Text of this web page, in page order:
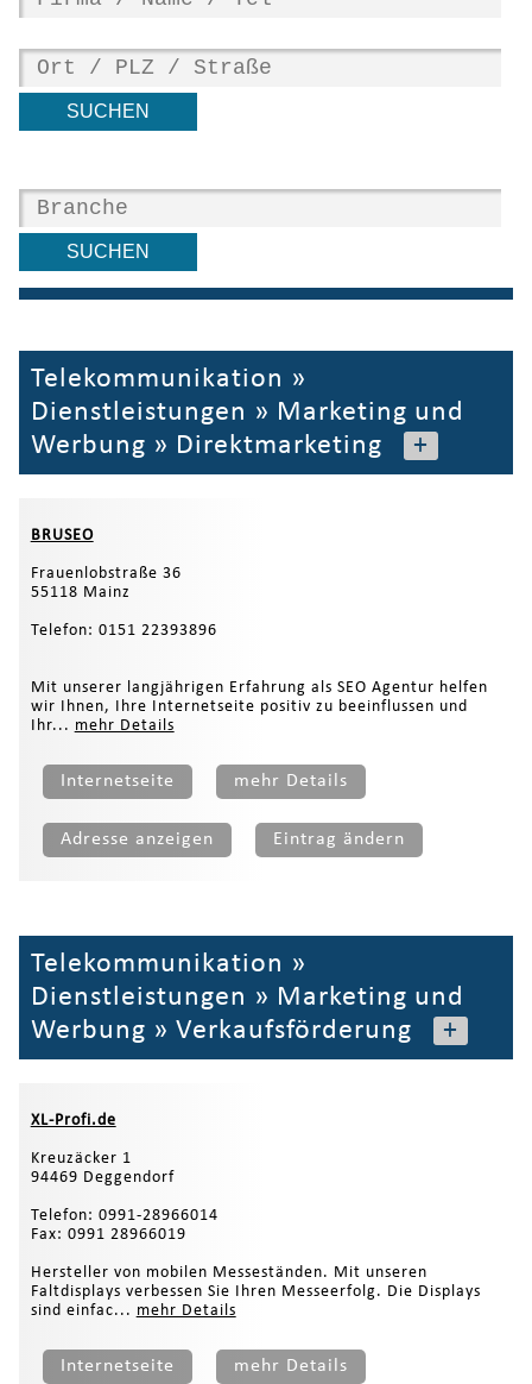
Telekommunikation »
Dienstleistungen » Marketing und
Werbung » Direktmarketing +
BRUSEO
Frauenlobstraße 36
55118 Mainz
Telefon: 0151 22393896
Mit unserer langjährigen Erfahrung als SEO Agentur helfen
wir Ihnen, Ihre Internetseite positiv zu beeinflussen und
Ihr... mehr Details
Internetseite mehr Details
Adresse anzeigen Eintrag ändern
Telekommunikation »
Dienstleistungen » Marketing und
Werbung » Verkaufsförderung +
XL-Profi.de
Kreuzäcker 1
94469 Deggendorf
Telefon: 0991-28966014
Fax: 0991 28966019
Hersteller von mobilen Messeständen. Mit unseren
Faltdisplays verbessen Sie Ihren Messeerfolg. Die Displays
sind einfac... mehr Details
Internetseite mehr Details